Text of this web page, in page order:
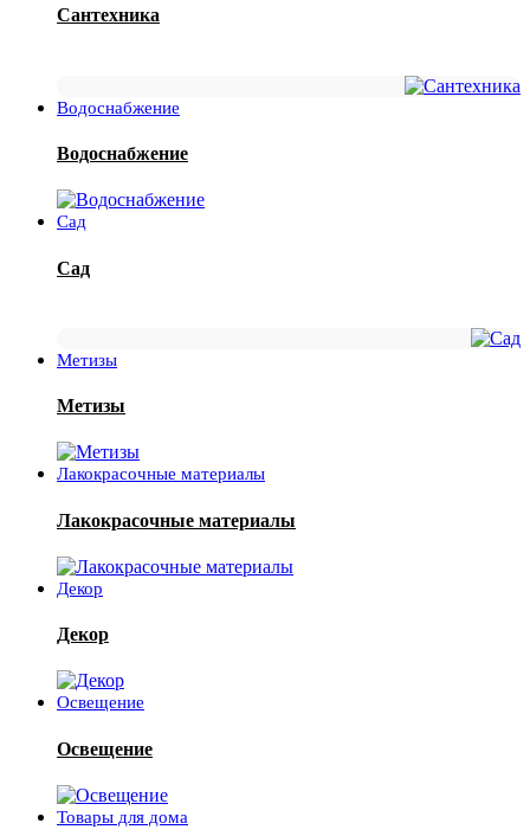
Сантехника
Водоснабжение
Водоснабжение
Сад
Сад
Метизы
Метизы
Лакокрасочные материалы
Лакокрасочные материалы
Декор
Декор
Освещение
Освещение
Товары для дома